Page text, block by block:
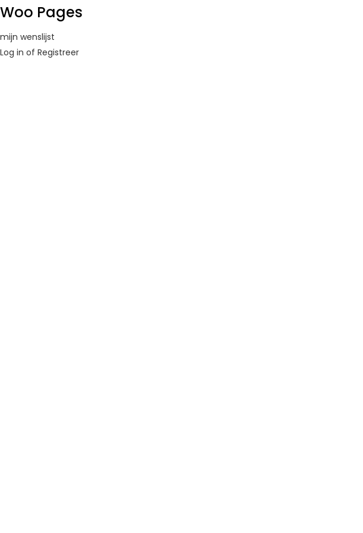
Woo Pages
mijn wenslijst
Log in of Registreer